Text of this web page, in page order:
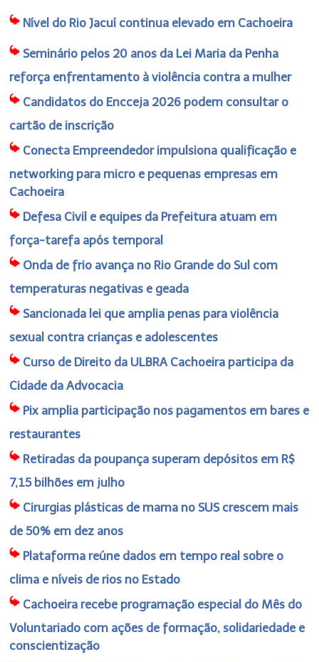
Nível do Rio Jacuí continua elevado em Cachoeira
Seminário pelos 20 anos da Lei Maria da Penha
reforça enfrentamento à violência contra a mulher
Candidatos do Encceja 2026 podem consultar o
cartão de inscrição
Conecta Empreendedor impulsiona qualificação e
networking para micro e pequenas empresas em
Cachoeira
Defesa Civil e equipes da Prefeitura atuam em
força-tarefa após temporal
Onda de frio avança no Rio Grande do Sul com
temperaturas negativas e geada
Sancionada lei que amplia penas para violência
sexual contra crianças e adolescentes
Curso de Direito da ULBRA Cachoeira participa da
Cidade da Advocacia
Pix amplia participação nos pagamentos em bares e
restaurantes
Retiradas da poupança superam depósitos em R$
7,15 bilhões em julho
Cirurgias plásticas de mama no SUS crescem mais
de 50% em dez anos
Plataforma reúne dados em tempo real sobre o
clima e níveis de rios no Estado
Cachoeira recebe programação especial do Mês do
Voluntariado com ações de formação, solidariedade e
conscientização